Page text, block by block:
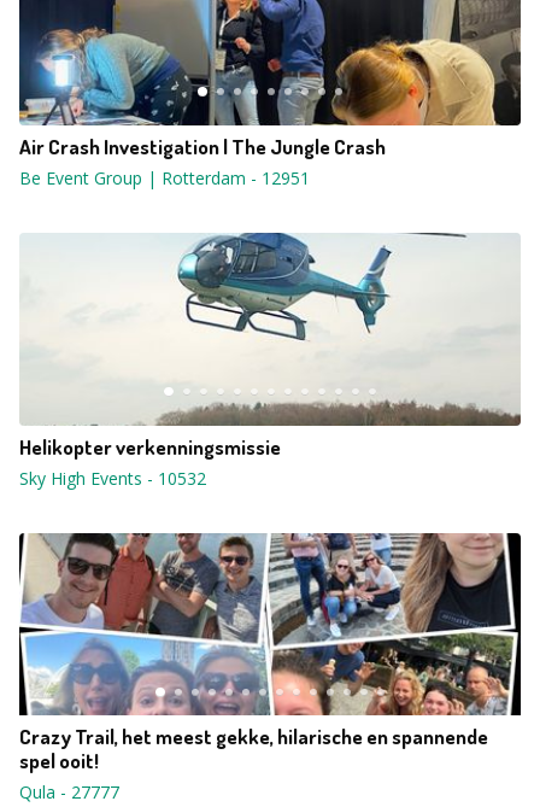
Air Crash Investigation | The Jungle Crash
Be Event Group | Rotterdam - 12951
Helikopter verkenningsmissie
Sky High Events - 10532
Crazy Trail, het meest gekke, hilarische en spannende
spel ooit!
Qula - 27777